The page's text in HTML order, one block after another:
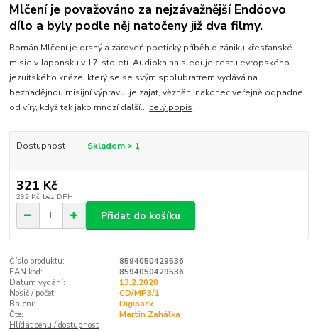
Mlčení je považováno za nejzávažnější Endóovo
dílo a byly podle něj natočeny již dva filmy.
Román Mlčení je drsný a zároveň poetický příběh o zániku křesťanské
misie v Japonsku v 17. století. Audiokniha sleduje cestu evropského
jezuitského kněze, který se se svým spolubratrem vydává na
beznadějnou misijní výpravu, je zajat, vězněn, nakonec veřejně odpadne
od víry, když tak jako mnozí další... celý popis
Dostupnost Skladem > 1
321 Kč
292 Kč bez DPH
Přidat do košíku
Číslo produktu:
8594050429536
EAN kód:
8594050429536
Datum vydání:
13.2.2020
Nosič / počet:
CD/MP3/1
Balení:
Digipack
Čte:
Martin Zahálka
Hlídat cenu / dostupnost